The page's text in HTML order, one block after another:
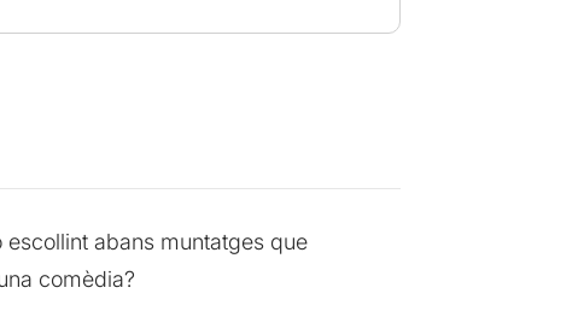
abans muntatges que
comèdia?